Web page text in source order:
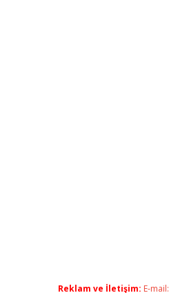
Reklam ve İletişim: E-mail: